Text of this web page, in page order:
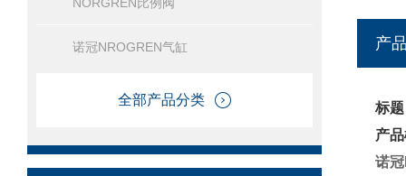
诺冠NROGREN气缸
全部产品分类
产
标
产
诺